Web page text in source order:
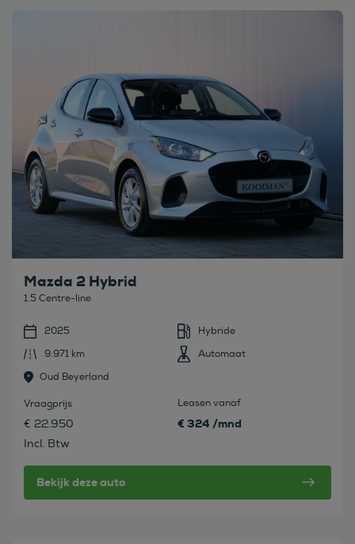
Mazda 2 Hybrid
1.5 Centre-line
2025
Hybride
9.971 km
Automaat
Oud Beyerland
Vraagprijs
€ 22.950
Incl. Btw
Leasen vanaf
€ 324 /mnd
Bekijk deze auto